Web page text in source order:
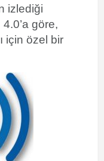
izlediği
göre,
için özel bir